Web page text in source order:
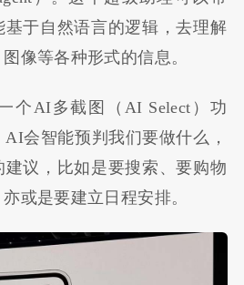
于自然语言的逻辑，去理解
像等各种形式的信息。
个AI多截图（AI Select）功
会智能预判我们要做什么，
议，比如是要搜索、要购物
或是要建立日程安排。